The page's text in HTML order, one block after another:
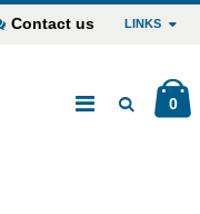
Contact us LINKS
0